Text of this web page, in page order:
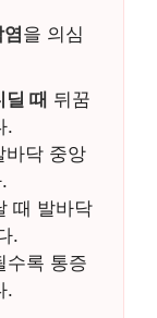
을 의심
딜 때 뒤꿈
.
바닥 중앙
때 발바닥
.
수록 통증
.